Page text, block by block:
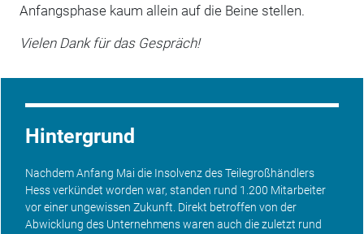
Anfangsphase kaum allein auf die Beine stellen.
Vielen Dank für das Gespräch!
Hintergrund
Nachdem Anfang Mai die Insolvenz des Teilegroßhändlers
Hess verkündet worden war, standen rund 1.200 Mitarbeiter
vor einer ungewissen Zukunft. Direkt betroffen von der
Abwicklung des Unternehmens waren auch die zuletzt rund